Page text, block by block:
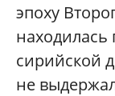
эпоху
находилась
сирийской
не